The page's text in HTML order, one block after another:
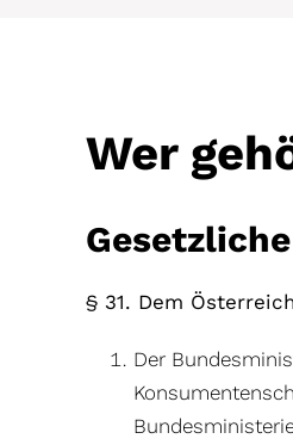
Wer
§ 31. Dem
Der